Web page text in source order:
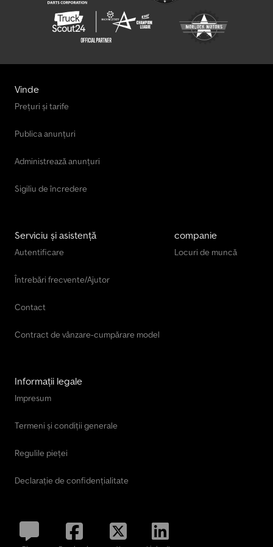
Prelată fixă cu dimensiuni interioare de 7,25 m x 2,48 m,
deschidere laterală pentru acces la marfă de 2,37 m, obloane
laterale de 50 cm împărțite în 2 secțiuni, prelată laterală culisantă
cu tensionare pe partea dreaptă, pardoseală din lemn multistrat,
Dkodpfjyx Tkajx Apior MASON TRUCKS Via Vicenza, 31 Vedelago
(Treviso)
Vinde
Prețuri și tarife
Publica anunțuri
Administrează anunțuri
Sigiliu de încredere
Serviciu și asistență
Autentificare
Întrebări frecvente/Ajutor
Contact
Contract de vânzare-cumpărare model
companie
Locuri de muncă
Informații legale
Impresum
Termeni și condiții generale
Regulile pieței
Declarație de confidențialitate